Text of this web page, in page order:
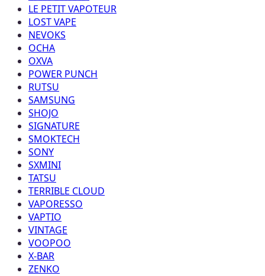
LE PETIT VAPOTEUR
LOST VAPE
NEVOKS
OCHA
OXVA
POWER PUNCH
RUTSU
SAMSUNG
SHOJO
SIGNATURE
SMOKTECH
SONY
SXMINI
TATSU
TERRIBLE CLOUD
VAPORESSO
VAPTIO
VINTAGE
VOOPOO
X-BAR
ZENKO